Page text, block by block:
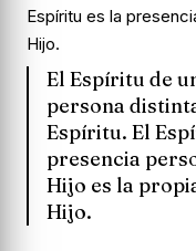
Espíritu es la
Hijo.
El Espíritu de
persona
Espíritu. El
presencia
Hijo es la
Hijo.